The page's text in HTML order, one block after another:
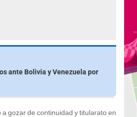
ante Bolivia y Venezuela por
a gozar de continuidad y titularato en